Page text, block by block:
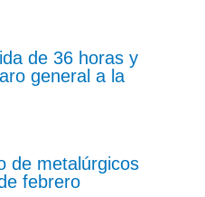
de 36 horas y
general a la
de metalúrgicos
febrero